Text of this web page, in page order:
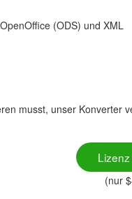
(ODS) und XML
musst, unser Konverter
(nur